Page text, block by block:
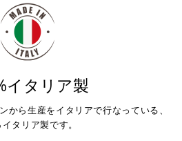
イタリア製
から生産をイタリアで行なっている、
タリア製です。